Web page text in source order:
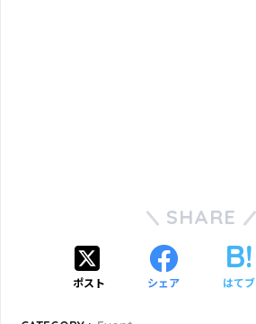
SHARE
ポスト シェア はてブ